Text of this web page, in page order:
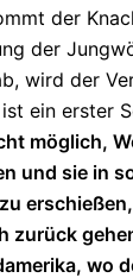
der
der
wird der
ein erster
möglich,
und sie in
zurück
wo